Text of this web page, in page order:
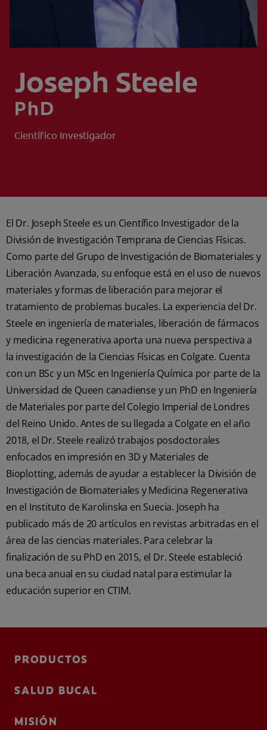
PROMOCIONES
Joseph Steele
PhD
Científico Investigador
El Dr. Joseph Steele es un Científico Investigador de la
División de Investigación Temprana de Ciencias Físicas.
Como parte del Grupo de Investigación de Biomateriales y
Liberación Avanzada, su enfoque está en el uso de nuevos
materiales y formas de liberación para mejorar el
tratamiento de problemas bucales. La experiencia del Dr.
Steele en ingeniería de materiales, liberación de fármacos
y medicina regenerativa aporta una nueva perspectiva a
la investigación de la Ciencias Físicas en Colgate. Cuenta
con un BSc y un MSc en Ingeniería Química por parte de la
Universidad de Queen canadiense y un PhD en Ingeniería
de Materiales por parte del Colegio Imperial de Londres
del Reino Unido. Antes de su llegada a Colgate en el año
2018, el Dr. Steele realizó trabajos posdoctorales
enfocados en impresión en 3D y Materiales de
Bioplotting, además de ayudar a establecer la División de
Investigación de Biomateriales y Medicina Regenerativa
en el Instituto de Karolinska en Suecia. Joseph ha
publicado más de 20 artículos en revistas arbitradas en el
área de las ciencias materiales. Para celebrar la
finalización de su PhD en 2015, el Dr. Steele estableció
una beca anual en su ciudad natal para estimular la
educación superior en CTIM.
PRODUCTOS
SALUD BUCAL
MISIÓN